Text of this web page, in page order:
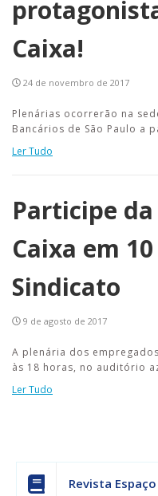
Caixa!
24 de novembro de 2017
Plenárias ocorrerão na
Bancários de São Paulo a
Ler Tudo
Participe
Caixa em
Sindicato
9 de agosto de 2017
A plenária dos
às 18 horas, no auditório
Ler Tudo
Revista Espaço